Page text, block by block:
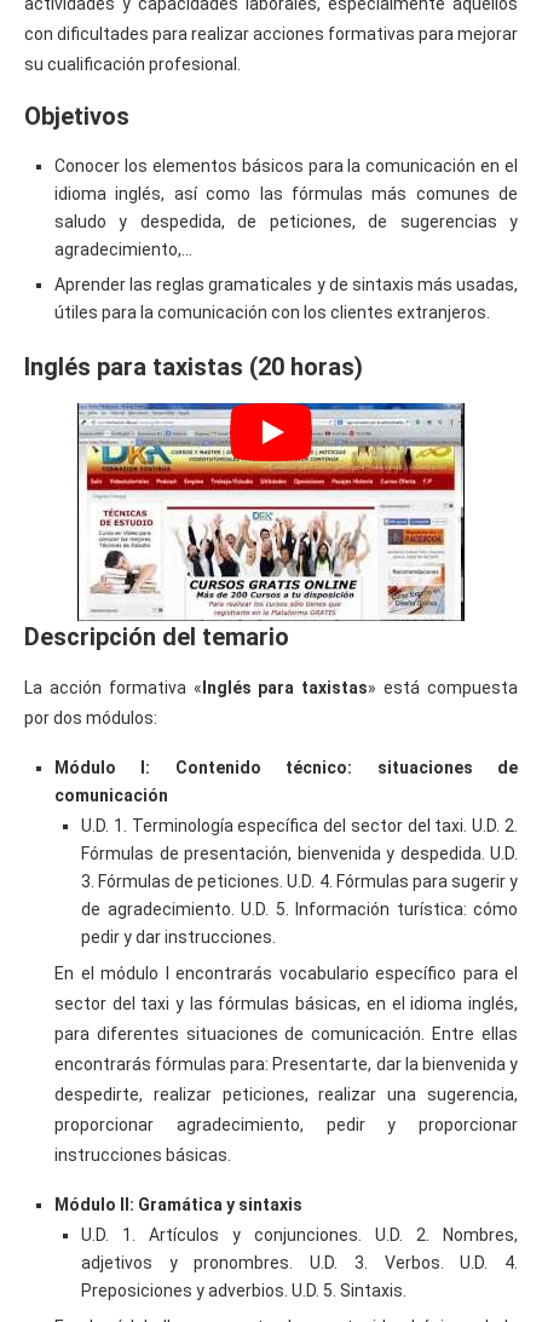
con dificultades para realizar acciones formativas para mejorar
su cualificación profesional.
Objetivos
Conocer los elementos básicos para la comunicación en el
idioma inglés, así como las fórmulas más comunes de
saludo y despedida, de peticiones, de sugerencias y
agradecimiento,…
Aprender las reglas gramaticales y de sintaxis más usadas,
útiles para la comunicación con los clientes extranjeros.
Inglés para taxistas (20 horas)
Descripción del temario
La acción formativa « Inglés para taxistas» está compuesta
por dos módulos:
Módulo I: Contenido técnico: situaciones de
comunicación
U.D. 1. Terminología específica del sector del taxi. U.D. 2.
Fórmulas de presentación, bienvenida y despedida. U.D.
3. Fórmulas de peticiones. U.D. 4. Fórmulas para sugerir y
de agradecimiento. U.D. 5. Información turística: cómo
pedir y dar instrucciones.
En el módulo I encontrarás vocabulario específico para el
sector del taxi y las fórmulas básicas, en el idioma inglés,
para diferentes situaciones de comunicación. Entre ellas
encontrarás fórmulas para: Presentarte, dar la bienvenida y
despedirte, realizar peticiones, realizar una sugerencia,
proporcionar agradecimiento, pedir y proporcionar
instrucciones básicas.
Módulo II: Gramática y sintaxis
U.D. 1. Artículos y conjunciones. U.D. 2. Nombres,
adjetivos y pronombres. U.D. 3. Verbos. U.D. 4.
Preposiciones y adverbios. U.D. 5. Sintaxis.